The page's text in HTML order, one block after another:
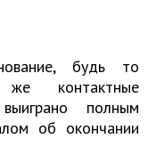
будь то
контактные
полным
об окончании